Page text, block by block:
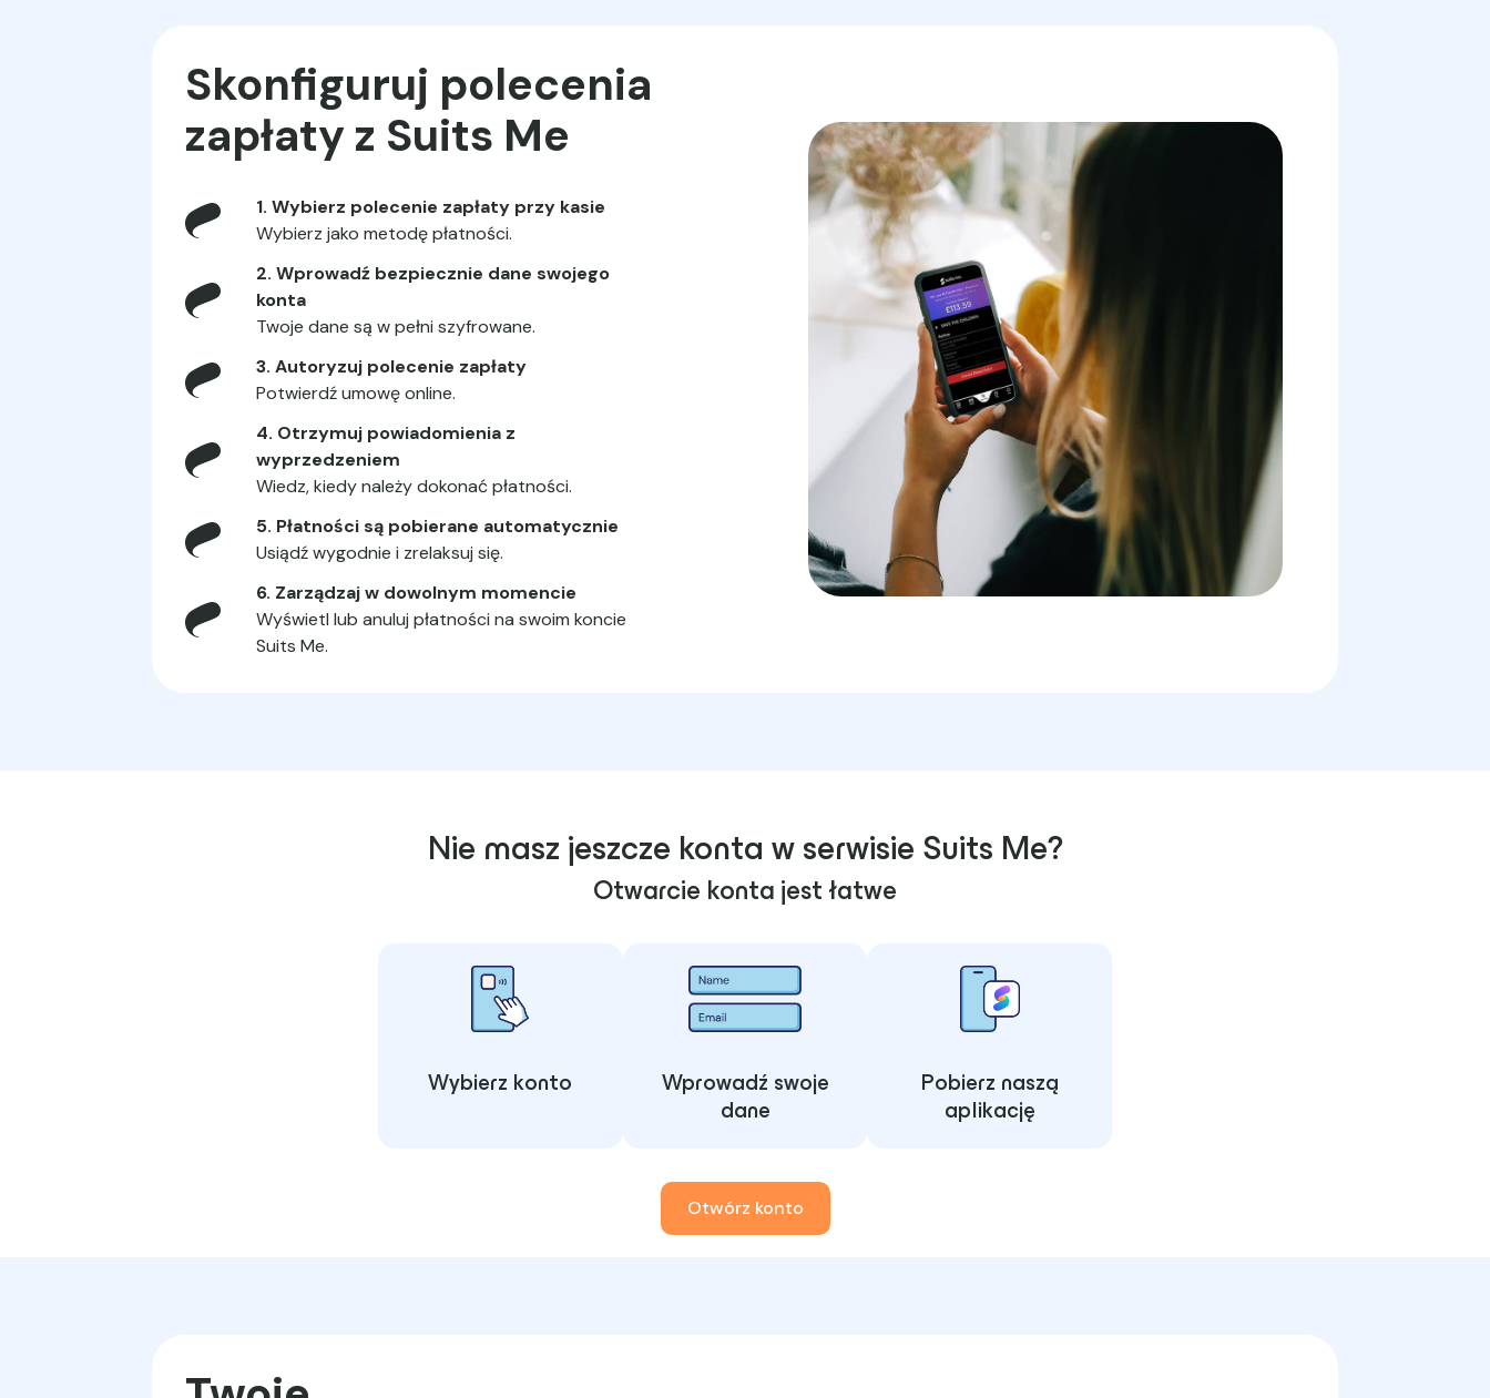
Skonfiguruj polecenia
zapłaty z Suits Me
1. Wybierz polecenie zapłaty przy kasie
Wybierz jako metodę płatności.
2. Wprowadź bezpiecznie dane swojego
konta
Twoje dane są w pełni szyfrowane.
3. Autoryzuj polecenie zapłaty
Potwierdź umowę online.
4. Otrzymuj powiadomienia z
wyprzedzeniem
Wiedz, kiedy należy dokonać płatności.
5. Płatności są pobierane automatycznie
Usiądź wygodnie i zrelaksuj się.
6. Zarządzaj w dowolnym momencie
Wyświetl lub anuluj płatności na swoim koncie
Suits Me.
Nie masz jeszcze konta w serwisie Suits Me?
Otwarcie konta jest łatwe
Wybierz konto
Wprowadź swoje
dane
Pobierz naszą
aplikację
Otwórz konto